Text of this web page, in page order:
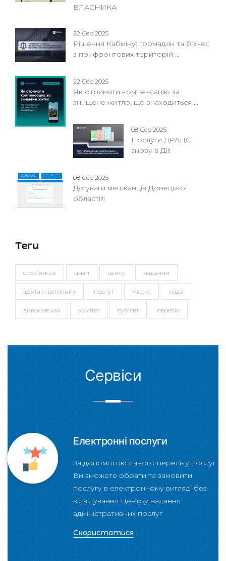
ВЛАСНИКА
22 Сер 2025
Рішення Кабміну: громадян та бізнес
з прифронтових територій ...
22 Сер 2025
Як отримати компенсацію за
знищене житло, що знаходиться ...
08 Сер 2025
Послуги ДРАЦС
знову в Дії!
08 Сер 2025
До уваги мешканців Донецької
області!!!
Теги
слов'янськ цнап центр надання
адміністративних послуг міська рада
виконавчий комітет суб'єкт перелік
Сервіси
Електронні послуги
За допомогою даного переліку послуг
Ви зможете обрати та замовити
послугу в електронному вигляді без
відвідування Центру надання
адміністративних послуг
Скористатися